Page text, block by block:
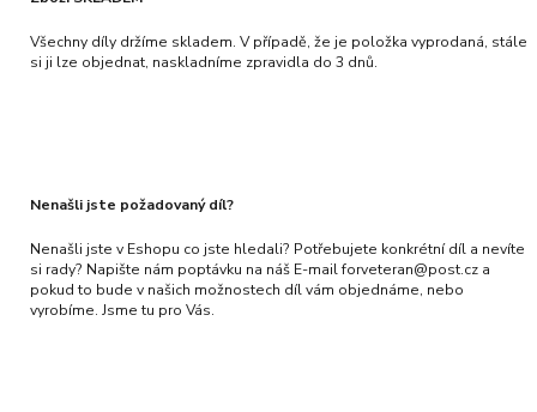
Všechny díly držíme skladem. V případě, že je položka vyprodaná, stále
si ji lze objednat, naskladníme zpravidla do 3 dnů.
Nenašli jste požadovaný díl?
Nenašli jste v Eshopu co jste hledali? Potřebujete konkrétní díl a nevíte
si rady? Napište nám poptávku na náš E-mail forveteran@post.cz a
pokud to bude v našich možnostech díl vám objednáme, nebo
vyrobíme. Jsme tu pro Vás.